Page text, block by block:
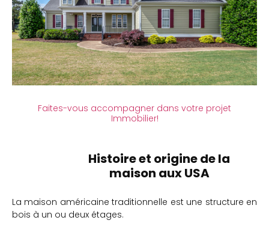
Faites-vous accompagner dans votre projet
Immobilier!
Histoire et origine de la
maison aux USA
La maison américaine traditionnelle est une structure en
bois à un ou deux étages.